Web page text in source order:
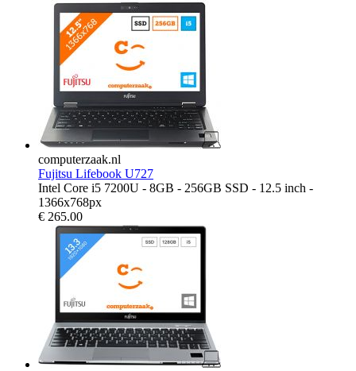
computerzaak.nl
Fujitsu Lifebook U727
Intel Core i5 7200U - 8GB - 256GB SSD - 12.5 inch -
1366x768px
€ 265.00